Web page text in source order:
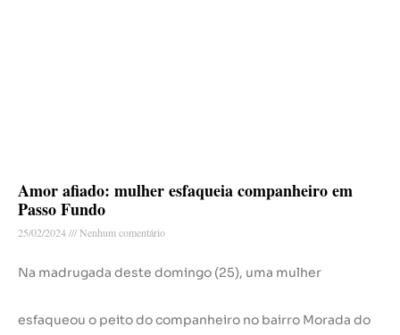
Amor afiado: mulher esfaqueia companheiro em
Passo Fundo
25/02/2024 Nenhum comentário
Na madrugada deste domingo (25), uma mulher
esfaqueou o peito do companheiro no bairro Morada do